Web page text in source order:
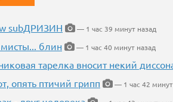
subДРИЗИН
— 1 час 39 минут назад
блин
— 1 час 40 минут назад
тарелка вносит некий
опять птичий грипп
— 1 час 42